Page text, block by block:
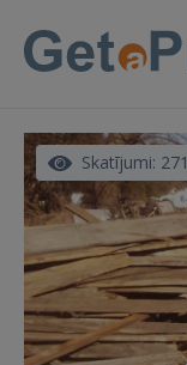
Skatījumi: 271